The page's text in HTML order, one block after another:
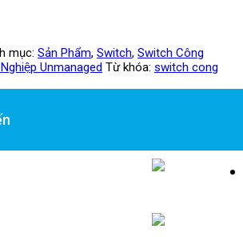
mục: Sản Phẩm, Switch, Switch Công
Unmanaged Từ khóa: switch cong